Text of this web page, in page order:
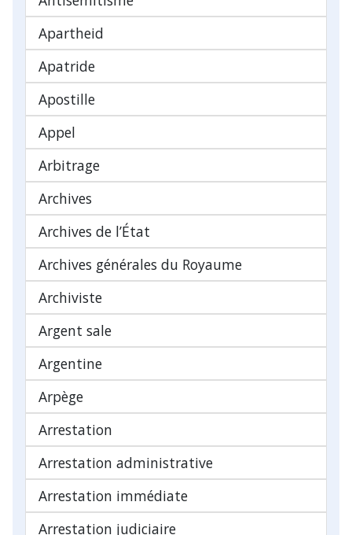
Apartheid
Apatride
Apostille
Appel
Arbitrage
Archives
Archives de l’État
Archives générales du Royaume
Archiviste
Argent sale
Argentine
Arpège
Arrestation
Arrestation administrative
Arrestation immédiate
Arrestation judiciaire